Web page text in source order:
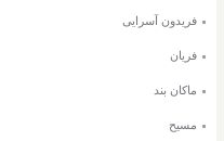
فریدون آسرایی
فریان
ماکان بند
مسیح